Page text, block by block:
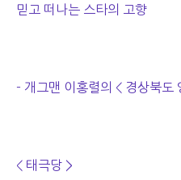
믿고 떠나는 스타의 고향
- 개그맨 이홍렬의 < 경상북도
< 태극당 >